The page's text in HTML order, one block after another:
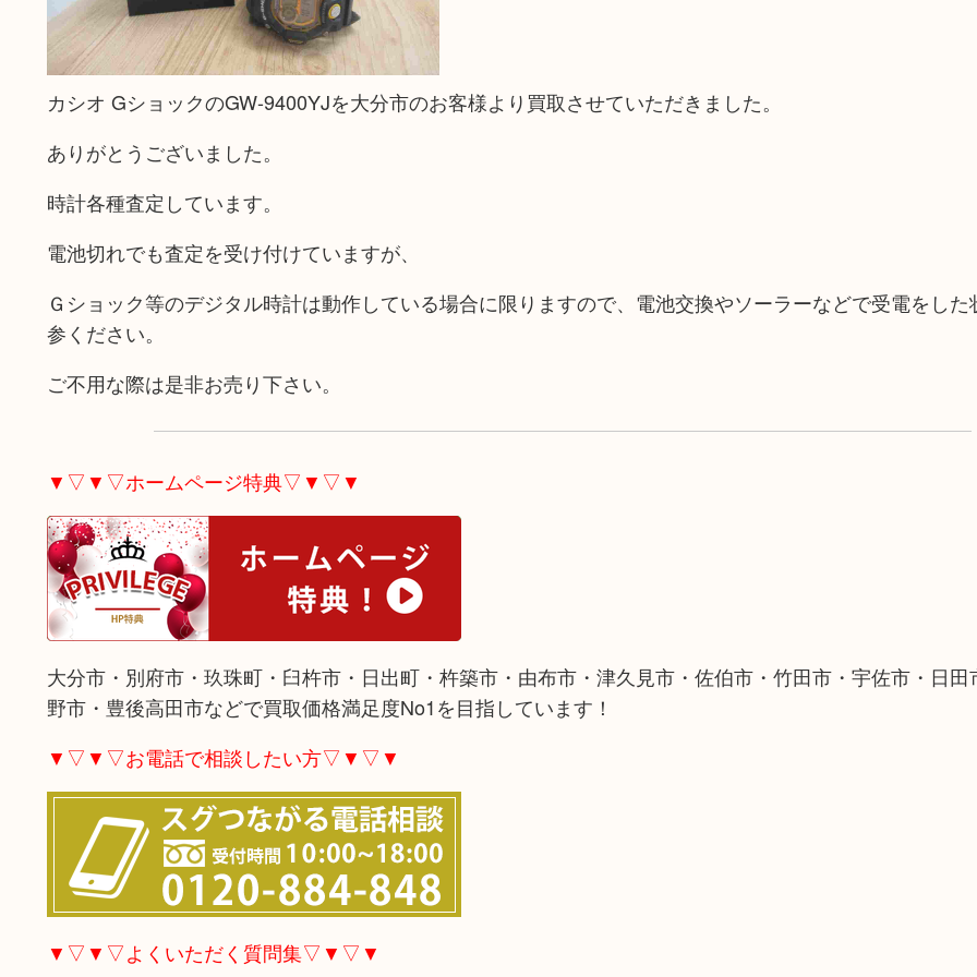
カシオ GショックのGW-9400YJを大分市のお客様より買取させていただきました。
ありがとうございました。
時計各種査定しています。
電池切れでも査定を受け付けていますが、
Ｇショック等のデジタル時計は動作している場合に限りますので、電池交換やソーラーなどで受電をした
参ください。
ご不用な際は是非お売り下さい。
▼▽▼▽ホームページ特典▽▼▽▼
大分市・別府市・玖珠町・臼杵市・日出町・杵築市・由布市・津久見市・佐伯市・竹田市・宇佐市・日田
野市・豊後高田市などで買取価格満足度No1を目指しています！
▼▽▼▽お電話で相談したい方▽▼▽▼
▼▽▼▽よくいただく質問集▽▼▽▼